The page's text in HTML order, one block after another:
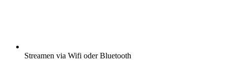
Streamen via Wifi oder Bluetooth